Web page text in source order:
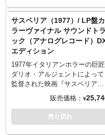
- Disc 2 -
1 Gearing Up
2 Poison Garden
3 The Factory
4 I'll Be Right Back
5 Opening the Doors
6 Final Ascent
9 Q2
用の保護材となりますため、多
少の傷やダメージがある場合も
ございます。そのためパッケー
ジの交換対応は承ることが出来
かねますのでご了承ください。
＜製品仕様＞
・3種（33rpm、45rpm、
78rpm）の回転スピード対応
アダプター付属
・オートストップ機能
・スピーカー内臓
そうですね！
※この商品は入荷数の減数など
によりご予約をキャンセル頂く
場合や、分納での入荷となる場
合がございます。
＜収録内容＞
1 The Godfather Waltz (From
2 Speak Softly Love (From
Godfather Ii")
3 Sicilian Pastorale (From "The
サスペリア（1977）/ LP盤カ
ラーヴァイナル サウンドトラ
ック（アナログレコード）
エディション
1977年イタリアンホラーの巨匠
ダリオ・アルジェントによって
監督された映画『サスペリア』
の楽曲を収録したLP盤のサウン
ドトラック。ここ日本でも公開
当時「決してひとりでは見ない
でください…」という宣伝は未
販売価格： ¥
売り切れ